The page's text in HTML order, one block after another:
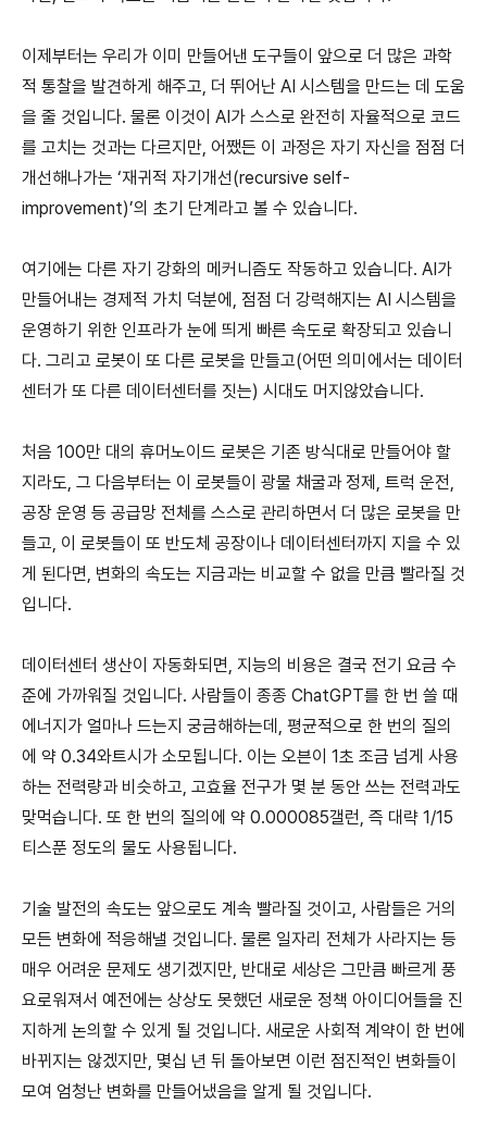
이제부터는 우리가 이미 만들어낸 도구들이 앞으로 더 많은 과학
적 통찰을 발견하게 해주고, 더 뛰어난 AI 시스템을 만드는 데 도움
을 줄 것입니다. 물론 이것이 AI가 스스로 완전히 자율적으로 코드
를 고치는 것과는 다르지만, 어쨌든 이 과정은 자기 자신을 점점 더
개선해나가는 ‘재귀적 자기개선(recursive self-
improvement)’의 초기 단계라고 볼 수 있습니다.
여기에는 다른 자기 강화의 메커니즘도 작동하고 있습니다. AI가
만들어내는 경제적 가치 덕분에, 점점 더 강력해지는 AI 시스템을
운영하기 위한 인프라가 눈에 띄게 빠른 속도로 확장되고 있습니
다. 그리고 로봇이 또 다른 로봇을 만들고(어떤 의미에서는 데이터
센터가 또 다른 데이터센터를 짓는) 시대도 머지않았습니다.
처음 100만 대의 휴머노이드 로봇은 기존 방식대로 만들어야 할
지라도, 그 다음부터는 이 로봇들이 광물 채굴과 정제, 트럭 운전,
공장 운영 등 공급망 전체를 스스로 관리하면서 더 많은 로봇을 만
들고, 이 로봇들이 또 반도체 공장이나 데이터센터까지 지을 수 있
게 된다면, 변화의 속도는 지금과는 비교할 수 없을 만큼 빨라질 것
입니다.
데이터센터 생산이 자동화되면, 지능의 비용은 결국 전기 요금 수
준에 가까워질 것입니다. 사람들이 종종 ChatGPT를 한 번 쓸 때
에너지가 얼마나 드는지 궁금해하는데, 평균적으로 한 번의 질의
에 약 0.34와트시가 소모됩니다. 이는 오븐이 1초 조금 넘게 사용
하는 전력량과 비슷하고, 고효율 전구가 몇 분 동안 쓰는 전력과도
맞먹습니다. 또 한 번의 질의에 약 0.000085갤런, 즉 대략 1/15
티스푼 정도의 물도 사용됩니다.
기술 발전의 속도는 앞으로도 계속 빨라질 것이고, 사람들은 거의
모든 변화에 적응해낼 것입니다. 물론 일자리 전체가 사라지는 등
매우 어려운 문제도 생기겠지만, 반대로 세상은 그만큼 빠르게 풍
요로워져서 예전에는 상상도 못했던 새로운 정책 아이디어들을 진
지하게 논의할 수 있게 될 것입니다. 새로운 사회적 계약이 한 번에
바뀌지는 않겠지만, 몇십 년 뒤 돌아보면 이런 점진적인 변화들이
모여 엄청난 변화를 만들어냈음을 알게 될 것입니다.